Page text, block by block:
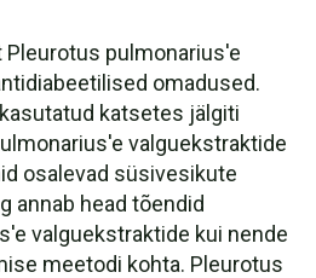
Pleurotus pulmonarius'e
omadused.
katsetes jälgiti
valguekstraktide
osalevad süsivesikute
annab head tõendid
valguekstraktide kui nende
meetodi kohta. Pleurotus